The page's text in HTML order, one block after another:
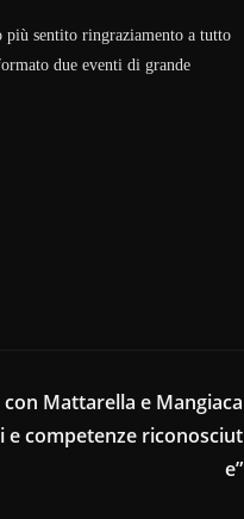
più sentito ringraziamento a tutto
due eventi di grande
Mattarella e Mangiaca
e competenze riconosciut
e”